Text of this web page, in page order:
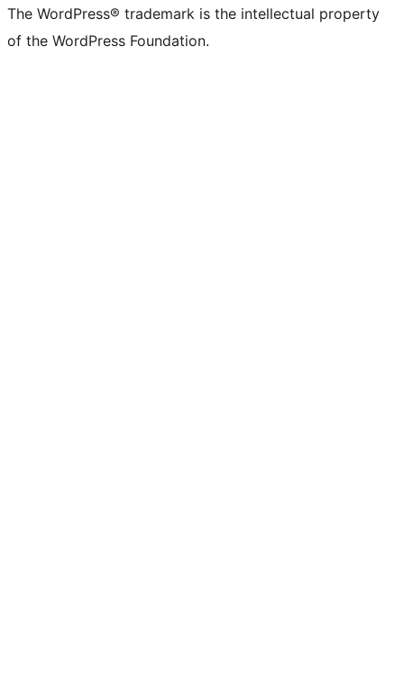
The WordPress® trademark is the intellectual property
of the WordPress Foundation.